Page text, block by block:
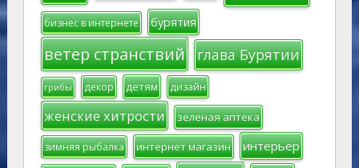
бизнес в интернете бурятия
ветер странствий глава Бурятии
грибы декор детям дизайн
женские хитрости зеленая аптека
зимняя рыбалка интернет магазин интерьер